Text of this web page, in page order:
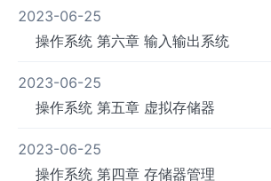
2023-06-25
操作系统 第六章 输入输出系统
2023-06-25
操作系统 第五章 虚拟存储器
2023-06-25
操作系统 第四章 存储器管理